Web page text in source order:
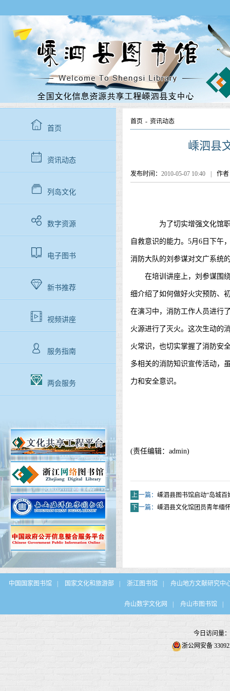
首页
资讯动态
列岛文化
数字资源
电子图书
新书推荐
视频讲座
服务指南
两会服务
首页 - 资讯动态
嵊泗县
发布时间： 2010-05-07 10:40 作
为了切实增强文化馆职
自救意识的能力。5月6日下午
消防大队的刘参谋对文广系统
在培训讲座上，刘参谋围绕
细介绍了如何做好火灾预防、
在演习中，消防工作人员进行
火源进行了灭火。这次生动的
火常识，也切实掌握了消防安
多相关的消防知识宣传活动，
力和安全意识。
(责任编辑：admin)
上一篇： 嵊泗县图书馆启动“岛城百
下 一篇： 嵊泗县文化馆团员青年缅
中国国家图书馆 国家文化和旅游部 浙江图书馆 舟山地方文献研究中
舟山数字文化网 舟山市图书馆
今日访问量：
浙公网安备